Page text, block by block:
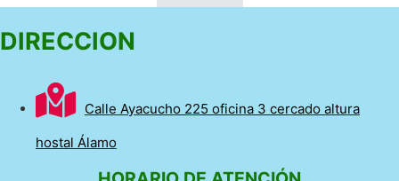
DIRECCION
Calle Ayacucho 225 oficina 3 cercado altura
hostal Álamo